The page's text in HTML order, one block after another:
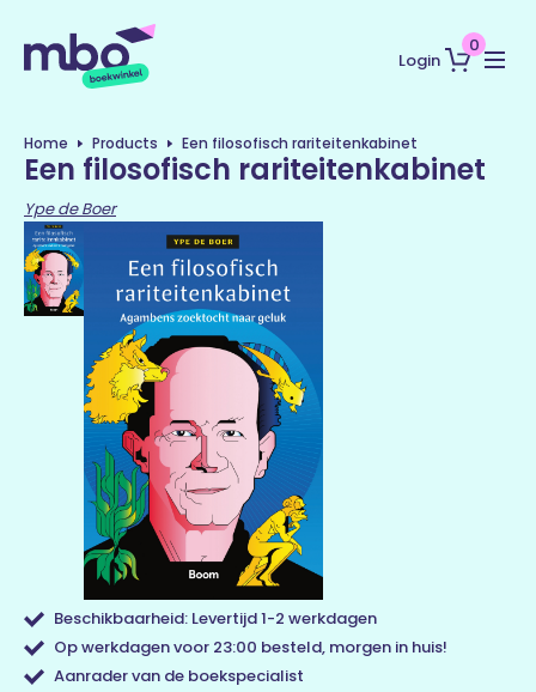
Login
0
Home Products Een filosofisch rariteitenkabinet
Een filosofisch rariteitenkabinet
Ype de Boer
Beschikbaarheid: Levertijd 1-2 werkdagen
Op werkdagen voor 23:00 besteld, morgen in huis!
Aanrader van de boekspecialist